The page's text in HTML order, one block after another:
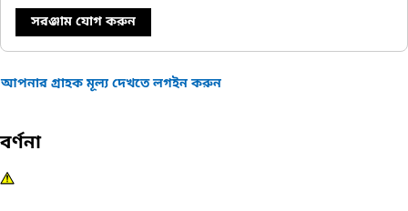
সরঞ্জাম যোগ করুন
আপনার গ্রাহক মূল্য দেখতে লগইন করুন
বর্ণনা